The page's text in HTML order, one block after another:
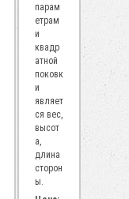
парам
етрам
и
квадр
атной
поковк
и
являет
ся вес,
высот
а,
длина
сторон
ы.